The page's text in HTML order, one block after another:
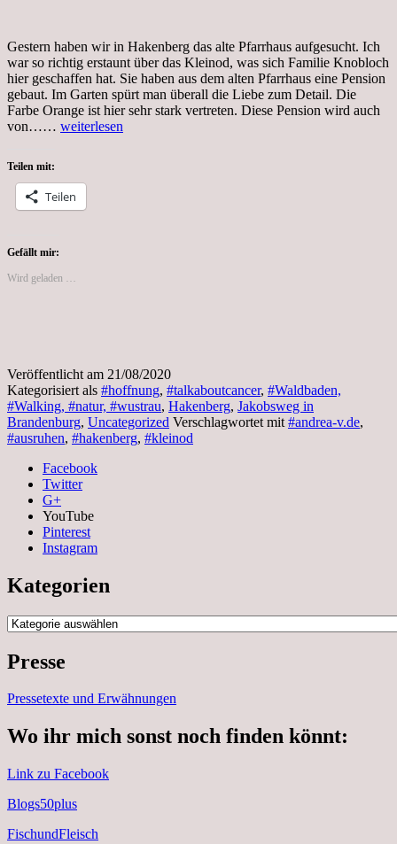
Gestern haben wir in Hakenberg das alte Pfarrhaus aufgesucht. Ich
war so richtig erstaunt über das Kleinod, was sich Familie Knobloch
hier geschaffen hat. Sie haben aus dem alten Pfarrhaus eine Pension
gebaut. Im Garten spürt man überall die Liebe zum Detail. Die
Farbe Orange ist hier sehr stark vertreten. Diese Pension wird auch
von…… Tag
nach
Hakenberg
weiterlesen
Teilen mit:
Teilen
Gefällt mir:
Wird geladen …
Veröffentlicht am 21/08/2020
Kategorisiert als #hoffnung, #talkaboutcancer, #Waldbaden,
#Walking, #natur, #wustrau, Hakenberg, Jakobsweg in
Brandenburg, Uncategorized Verschlagwortet mit #andrea-v.de,
#ausruhen, #hakenberg, #kleinod
Facebook
Twitter
G+
YouTube
Pinterest
Instagram
Kategorien
Kategorien
Presse
Pressetexte und Erwähnungen
Wo ihr mich sonst noch finden könnt:
Link zu Facebook
Blogs50plus
FischundFleisch